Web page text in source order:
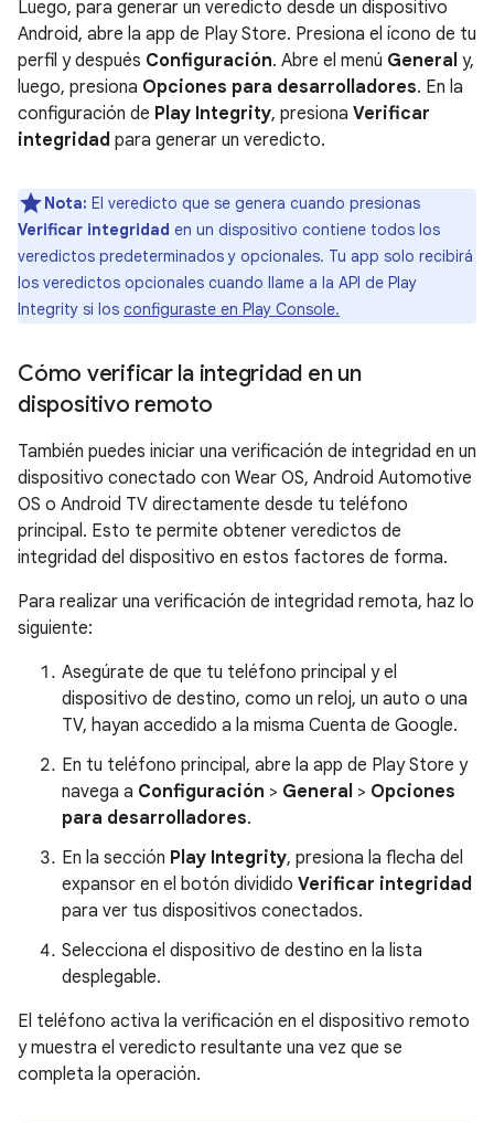
Luego, para generar un veredicto desde un dispositivo
Android, abre la app de Play Store. Presiona el ícono de tu
perfil y después Configuración. Abre el menú General y,
luego, presiona Opciones para desarrolladores. En la
configuración de Play Integrity, presiona Verificar
integridad para generar un veredicto.
Nota: El veredicto que se genera cuando presionas
Verificar integridad en un dispositivo contiene todos los
veredictos predeterminados y opcionales. Tu app solo recibirá
los veredictos opcionales cuando llame a la API de Play
Integrity si los configuraste en Play Console.
Cómo verificar la integridad en un
dispositivo remoto
También puedes iniciar una verificación de integridad en un
dispositivo conectado con Wear OS, Android Automotive
OS o Android TV directamente desde tu teléfono
principal. Esto te permite obtener veredictos de
integridad del dispositivo en estos factores de forma.
Para realizar una verificación de integridad remota, haz lo
siguiente:
Asegúrate de que tu teléfono principal y el
dispositivo de destino, como un reloj, un auto o una
TV, hayan accedido a la misma Cuenta de Google.
En tu teléfono principal, abre la app de Play Store y
navega a Configuración > General > Opciones
para desarrolladores.
En la sección Play Integrity, presiona la flecha del
expansor en el botón dividido Verificar integridad
para ver tus dispositivos conectados.
Selecciona el dispositivo de destino en la lista
desplegable.
El teléfono activa la verificación en el dispositivo remoto
y muestra el veredicto resultante una vez que se
completa la operación.